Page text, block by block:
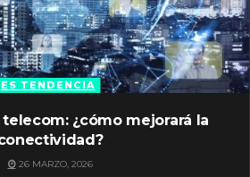
ES TENDENCIA
¿cómo mejorará la
26 MARZO, 2026